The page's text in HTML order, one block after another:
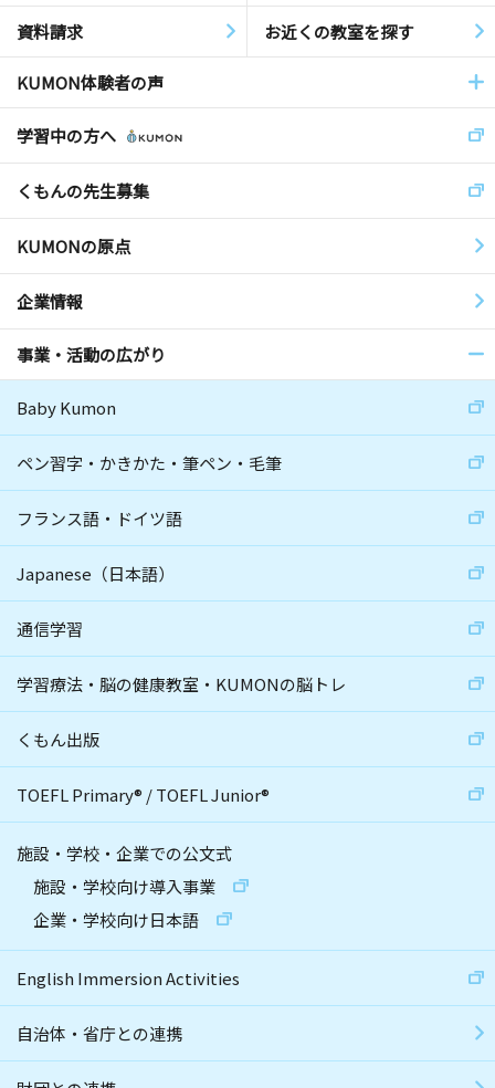
資料請求 お近くの教室を探す
KUMON体験者の声
学習中の方へ
くもんの先生募集
KUMONの原点
企業情報
事業・活動の広がり
Baby Kumon
ペン習字・かきかた・筆ペン・毛筆
フランス語・ドイツ語
Japanese（日本語）
通信学習
学習療法・脳の健康教室・KUMONの脳トレ
くもん出版
TOEFL Primary® /TOEFL Junior®
施設・学校・企業での公文式
施設・学校向け導入事業
企業・学校向け日本語
English Immersion Activities
自治体・省庁との連携